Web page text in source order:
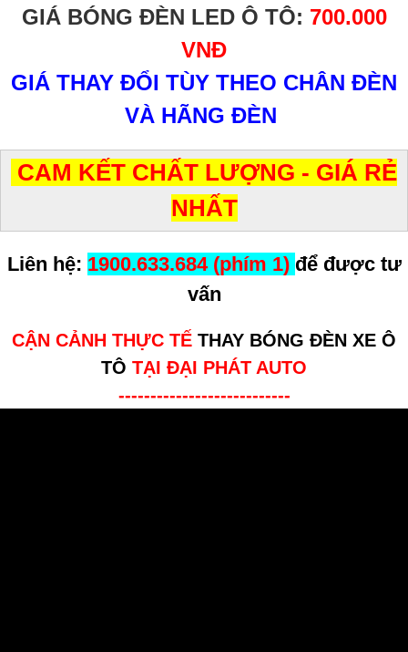
GIÁ BÓNG ĐÈN LED Ô TÔ: 700.000
VNĐ
GIÁ THAY ĐỔI TÙY THEO CHÂN ĐÈN
VÀ HÃNG ĐÈN
CAM KẾT CHẤT LƯỢNG - GIÁ RẺ
NHẤT
Liên hệ: 1900.633.684 (phím 1) để được tư
vấn
CẬN CẢNH THỰC TẾ THAY BÓNG ĐÈN XE Ô
TÔ TẠI ĐẠI PHÁT AUTO
---------------------------